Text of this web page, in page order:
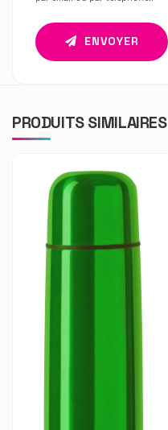
ENVOYER
PRODUITS SIMILAIRES